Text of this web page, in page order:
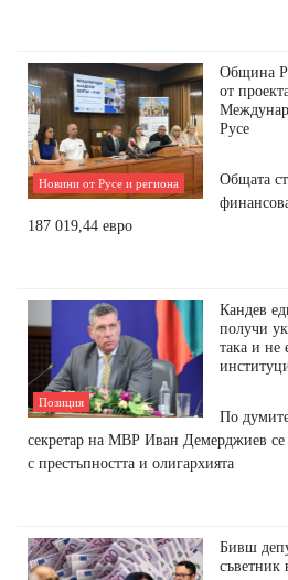
Новини от Русе и региона
Община
от
Русе
Общата
187 019,44 евро
Позиция
Кандев
получи
така и не
По
секретар на МВР Иван Демерджиев се
с престъпността и олигархията
Бивш
съветник